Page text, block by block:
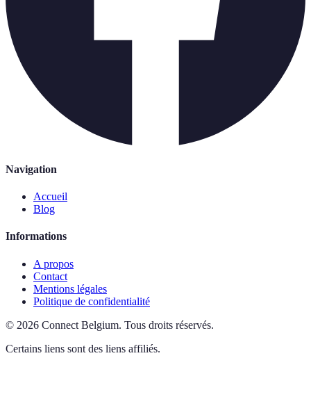
Navigation
Accueil
Blog
Informations
A propos
Contact
Mentions légales
Politique de confidentialité
© 2026 Connect Belgium. Tous droits réservés.
Certains liens sont des liens affiliés.